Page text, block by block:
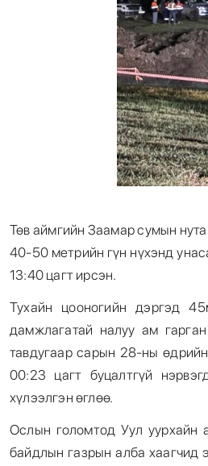
Төв аймгийн Заамар сумын
40-50 метрийн гүн нүхэнд
13:40 цагт ирсэн.
Тухайн цооногийн дэргэд
дамжлагатай налуу ам
тавдугаар сарын 28-ны
00:23 цагт буцалтгүй
хүлээлгэн өглөө.
Ослын голомтод Уул уурхайн
байдлын газрын алба хаагчид